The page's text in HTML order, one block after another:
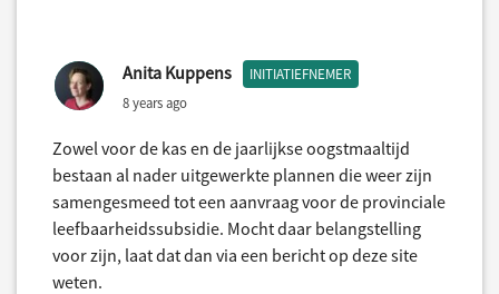
Anita Kuppens INITIATIEFNEMER
8 years ago
Zowel voor de kas en de jaarlijkse oogstmaaltijd
bestaan al nader uitgewerkte plannen die weer zijn
samengesmeed tot een aanvraag voor de provinciale
leefbaarheidssubsidie. Mocht daar belangstelling
voor zijn, laat dat dan via een bericht op deze site
weten.